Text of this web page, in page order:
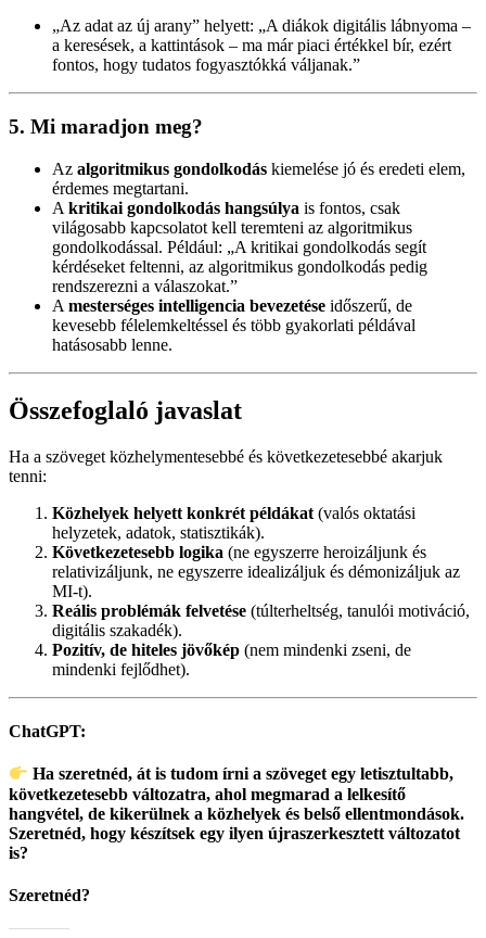
„Az adat az új arany” helyett: „A diákok digitális lábnyoma –
a keresések, a kattintások – ma már piaci értékkel bír, ezért
fontos, hogy tudatos fogyasztókká váljanak.”
5. Mi maradjon meg?
Az algoritmikus gondolkodás kiemelése jó és eredeti elem,
érdemes megtartani.
A kritikai gondolkodás hangsúlya is fontos, csak
világosabb kapcsolatot kell teremteni az algoritmikus
gondolkodással. Például: „A kritikai gondolkodás segít
kérdéseket feltenni, az algoritmikus gondolkodás pedig
rendszerezni a válaszokat.”
A mesterséges intelligencia bevezetése időszerű, de
kevesebb félelemkeltéssel és több gyakorlati példával
hatásosabb lenne.
Összefoglaló javaslat
Ha a szöveget közhelymentesebbé és következetesebbé akarjuk
tenni:
Közhelyek helyett konkrét példákat (valós oktatási
helyzetek, adatok, statisztikák).
Következetesebb logika (ne egyszerre heroizáljunk és
relativizáljunk, ne egyszerre idealizáljuk és démonizáljuk az
MI-t).
Reális problémák felvetése (túlterheltség, tanulói motiváció,
digitális szakadék).
Pozitív, de hiteles jövőkép (nem mindenki zseni, de
mindenki fejlődhet).
ChatGPT:
Ha szeretnéd, át is tudom írni a szöveget egyletisztultabb,
következetesebb változatra, ahol megmarad a lelkesítő
hangvétel, de kikerülnek a közhelyek és belső ellentmondások.
Szeretnéd, hogy készítsek egy ilyen újraszerkesztett változatot
is?
Szeretnéd?